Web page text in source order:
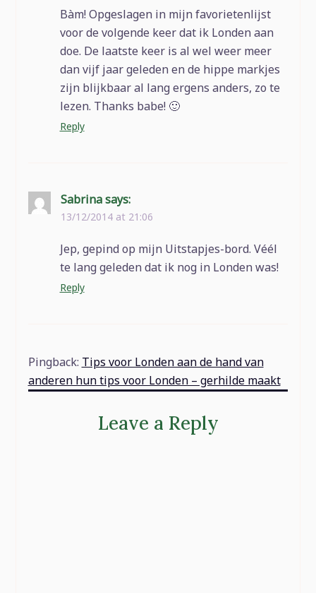
Bàm! Opgeslagen in mijn favorietenlijst
voor de volgende keer dat ik Londen aan
doe. De laatste keer is al wel weer meer
dan vijf jaar geleden en de hippe markjes
zijn blijkbaar al lang ergens anders, zo te
lezen. Thanks babe! 🙂
Reply
Sabrina says:
13/12/2014 at 21:06
Jep, gepind op mijn Uitstapjes-bord. Véél
te lang geleden dat ik nog in Londen was!
Reply
Pingback: Tips voor Londen aan de hand van
anderen hun tips voor Londen – gerhilde maakt
Leave a Reply